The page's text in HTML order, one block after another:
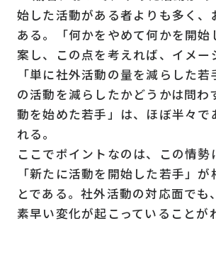
始した活動がある者よりも多く、
ある。「何かをやめて何かを開始
案し、この点を考えれば、イメー
「単に社外活動の量を減らした
の活動を減らしたかどうかは問わ
動を始めた若手」は、ほぼ半々で
れる。
ここでポイントなのは、この情勢
「新たに活動を開始した若手」
とである。社外活動の対応面でも
素早い変化が起こっていることが